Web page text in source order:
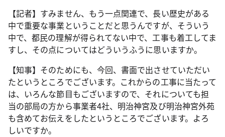
【記者】すみません、もう一点関連で、長い歴史がある
中で重要な事業ということだと思うんですが、そういう
中で、都民の理解が得られてない中で、工事も着工してま
すし、その点についてはどういうふうに思いますか。
【知事】そのためにも、今回、書面で出させていただい
たというところでございます。これからの工事に当たって
は、いろんな節目もございますので、それについても担
当の部局の方から事業者4社、明治神宮及び明治神宮外苑
も含めてお伝えをしたというところでございます。よろ
しいですか。